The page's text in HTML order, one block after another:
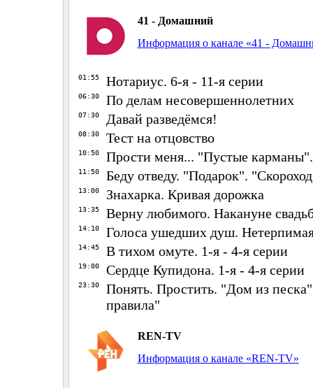
41 - Домашний
Информация о канале «41 -
01:55 Нотариус. 6-я - 11-я серии
06:30 По делам несовершеннолетних
07:30 Давай разведёмся!
08:30 Тест на отцовство
10:50 Прости меня... "Пустые
11:50 Беду отведу. "Подарок".
13:00 Знахарка. Кривая дорожка
13:35 Верну любимого. Накануне
14:10 Голоса ушедших душ.
14:45 В тихом омуте. 1-я - 4-я серии
19:00 Сердце Купидона. 1-я - 4-я серии
23:30
Понять. Простить. "Дом из
правила"
REN-TV
Информация о канале «REN-TV»